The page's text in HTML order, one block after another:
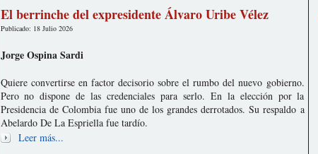
El berrinche del expresidente Álvaro Uribe Vélez
Publicado: 18 Julio 2026
Jorge Ospina Sardi
Quiere convertirse en factor decisorio sobre el rumbo del nuevo gobierno.
Pero no dispone de las credenciales para serlo. En la elección por la
Presidencia de Colombia fue uno de los grandes derrotados. Su respaldo a
Abelardo De La Espriella fue tardío.
Leer más...